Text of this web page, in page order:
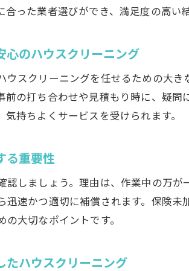
ネットと口コミ
比較検討で納得
安心して長く任
最後に見直した
った業者選びができ、満足度の高い
心のハウスクリーニング
ウスクリーニングを任せるための大
前の打ち合わせや見積もり時に、疑
持ちよくサービスを受けられます。
る重要性
認しましょう。理由は、作業中の万
迅速かつ適切に補償されます。保険
大切なポイントです。
たハウスクリーニング